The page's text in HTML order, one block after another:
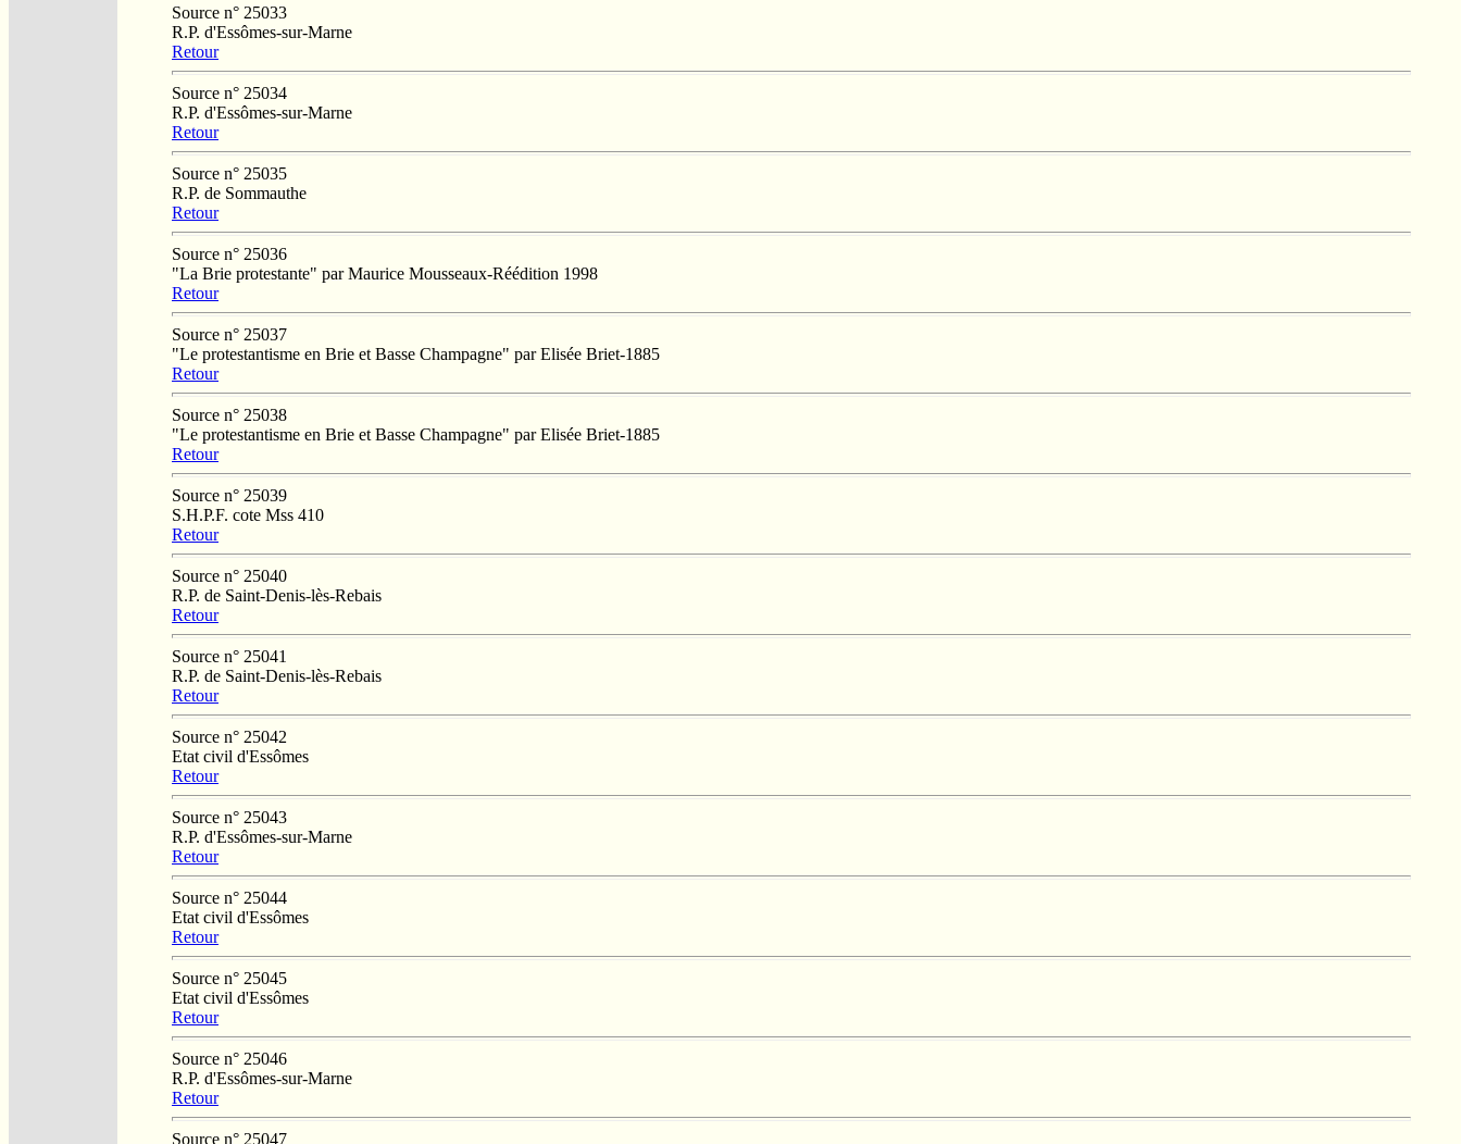
Source n° 25033
R.P. d'Essômes-sur-Marne
Retour
Source n° 25034
R.P. d'Essômes-sur-Marne
Retour
Source n° 25035
R.P. de Sommauthe
Retour
Source n° 25036
"La Brie protestante" par Maurice Mousseaux-Réédition 1998
Retour
Source n° 25037
"Le protestantisme en Brie et Basse Champagne" par Elisée Briet-1885
Retour
Source n° 25038
"Le protestantisme en Brie et Basse Champagne" par Elisée Briet-1885
Retour
Source n° 25039
S.H.P.F. cote Mss 410
Retour
Source n° 25040
R.P. de Saint-Denis-lès-Rebais
Retour
Source n° 25041
R.P. de Saint-Denis-lès-Rebais
Retour
Source n° 25042
Etat civil d'Essômes
Retour
Source n° 25043
R.P. d'Essômes-sur-Marne
Retour
Source n° 25044
Etat civil d'Essômes
Retour
Source n° 25045
Etat civil d'Essômes
Retour
Source n° 25046
R.P. d'Essômes-sur-Marne
Retour
Source n° 25047